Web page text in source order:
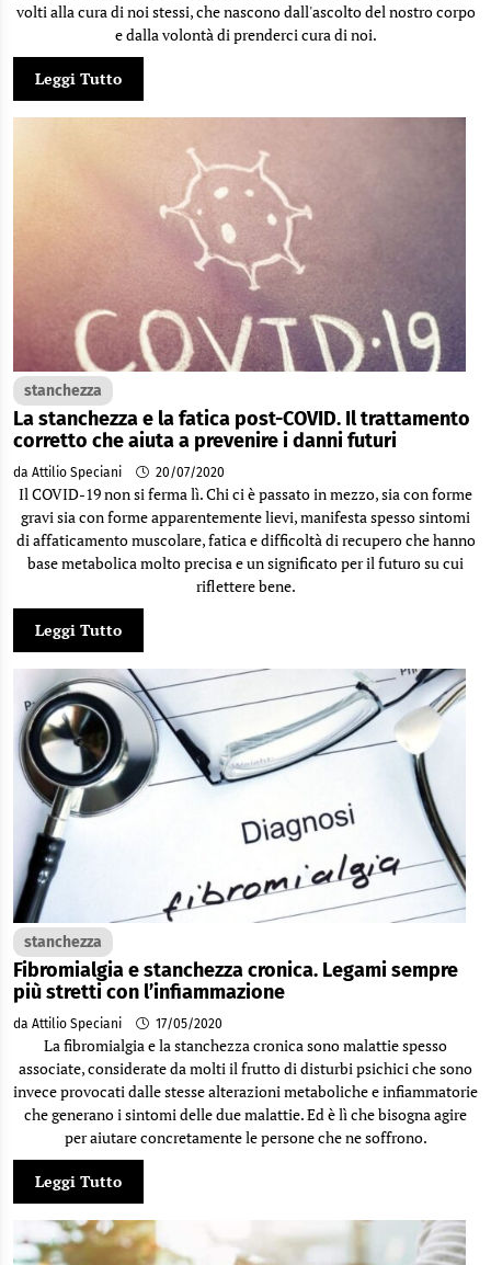
volti alla cura di noi stessi, che nascono dall'ascolto del nostro corpo
e dalla volontà di prenderci cura di noi.
Leggi Tutto
stanchezza
La stanchezza e la fatica post-COVID. Il trattamento
corretto che aiuta a prevenire i danni futuri
da Attilio Speciani 20/07/2020
Il COVID-19 non si ferma lì. Chi ci è passato in mezzo, sia con forme
gravi sia con forme apparentemente lievi, manifesta spesso sintomi
di affaticamento muscolare, fatica e difficoltà di recupero che hanno
base metabolica molto precisa e un significato per il futuro su cui
riflettere bene.
Leggi Tutto
stanchezza
Fibromialgia e stanchezza cronica. Legami sempre
più stretti con l’infiammazione
da Attilio Speciani 17/05/2020
La fibromialgia e la stanchezza cronica sono malattie spesso
associate, considerate da molti il frutto di disturbi psichici che sono
invece provocati dalle stesse alterazioni metaboliche e infiammatorie
che generano i sintomi delle due malattie. Ed è lì che bisogna agire
per aiutare concretamente le persone che ne soffrono.
Leggi Tutto